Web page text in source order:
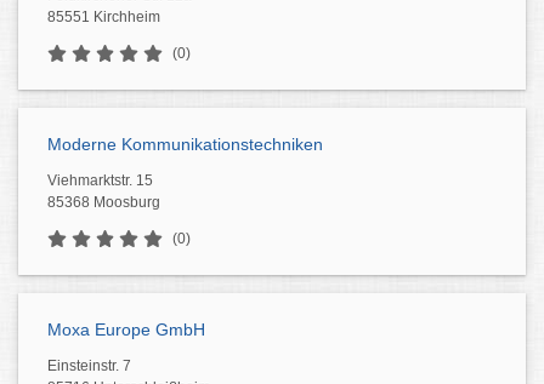
85551 Kirchheim
(0)
Moderne Kommunikationstechniken
Viehmarktstr. 15
85368 Moosburg
(0)
Moxa Europe GmbH
Einsteinstr. 7